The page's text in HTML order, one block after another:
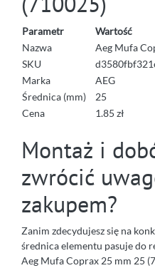
Parametr
Wartość
Nazwa
Aeg Mufa
SKU
Marka
AEG
Średnica (mm)
25
Cena
1.85 zł
Montaż i
zwrócić
zakupem?
Zanim zdecydujesz się na
średnica elementu pasuje do
Aeg Mufa Coprax 25 mm 25